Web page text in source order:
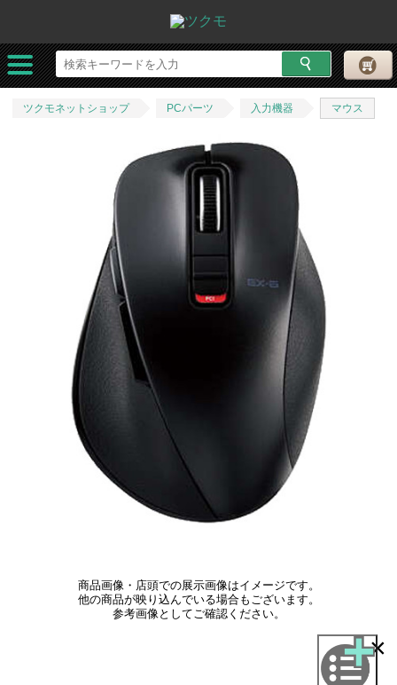
ツクモネットショップ PCパーツ 入力機器 マウス
商品画像・店頭での展示画像はイメージです。
他の商品が映り込んでいる場合もございます。
参考画像としてご確認ください。
×